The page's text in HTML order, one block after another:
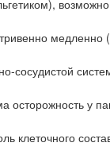
сосудистой
у